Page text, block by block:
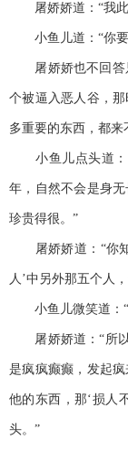
屠娇娇道：“我此
小鱼儿道：“你要
屠娇娇也不回答只
个被逼入恶人谷，
多重要的东西，都来
小鱼儿点头道：“
年，自然不会是身
珍贵得很。”
屠娇娇道：“你知
人’中另外那五个人
小鱼儿微笑道：“
屠娇娇道：“所以
是疯疯癫癫，发起
他的东西，那‘损人
头。”